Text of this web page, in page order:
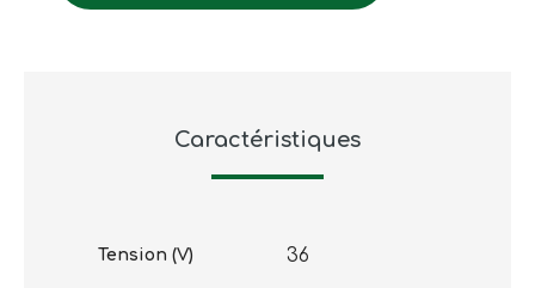
Caractéristiques
Tension (V) 36